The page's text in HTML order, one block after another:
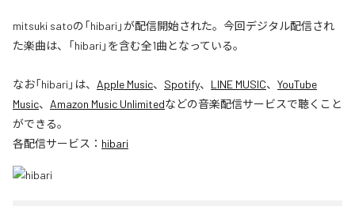
mitsuki satoの「hibari」が配信開始された。今回デジタル配信され
た楽曲は、「hibari」を含む全1曲となっている。
なお「hibari 」は、 Apple Music、 Spotify、 LINE MUSIC、 YouTube
Music、 Amazon Music Unlimitedなどの音楽配信サービスで聴くこと
ができる。
各配信サービス： hibari